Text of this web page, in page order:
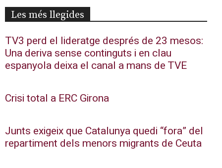
Les més llegides
TV3 perd el lideratge després de 23 mesos:
Una deriva sense continguts i en clau
espanyola deixa el canal a mans de TVE
Crisi total a ERC Girona
Junts exigeix que Catalunya quedi “fora” del
repartiment dels menors migrants de Ceuta